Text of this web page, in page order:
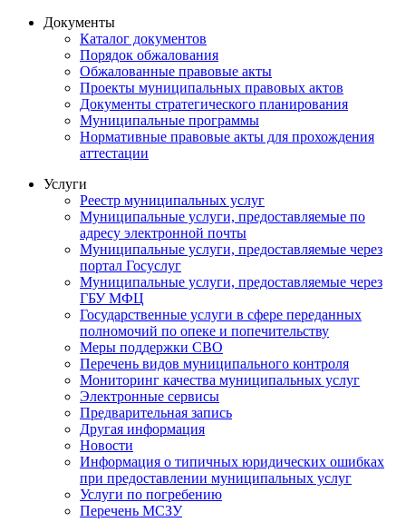
Документы
Каталог документов
Порядок обжалования
Обжалованные правовые акты
Проекты муниципальных правовых актов
Документы стратегического планирования
Муниципальные программы
Нормативные правовые акты для прохождения
аттестации
Услуги
Реестр муниципальных услуг
Муниципальные услуги, предоставляемые по
адресу электронной почты
Муниципальные услуги, предоставляемые через
портал Госуслуг
Муниципальные услуги, предоставляемые через
ГБУ МФЦ
Государственные услуги в сфере переданных
полномочий по опеке и попечительству
Меры поддержки СВО
Перечень видов муниципального контроля
Мониторинг качества муниципальных услуг
Электронные сервисы
Предварительная запись
Другая информация
Новости
Информация о типичных юридических ошибках
при предоставлении муниципальных услуг
Услуги по погребению
Перечень МСЗУ